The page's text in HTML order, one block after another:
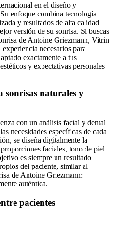
en el diseño y
enfoque combina tecnología
y resultados de alta calidad
versión de su sonrisa. Si buscas
de Antoine Griezmann, Vitrin
necesarios para
exactamente a tus
y expectativas personales
sonrisas naturales y
con un análisis facial y dental
necesidades específicas de cada
se diseña digitalmente la
faciales, tono de piel
es siempre un resultado
del paciente, similar al
de Antoine Griezmann:
auténtica.
pacientes